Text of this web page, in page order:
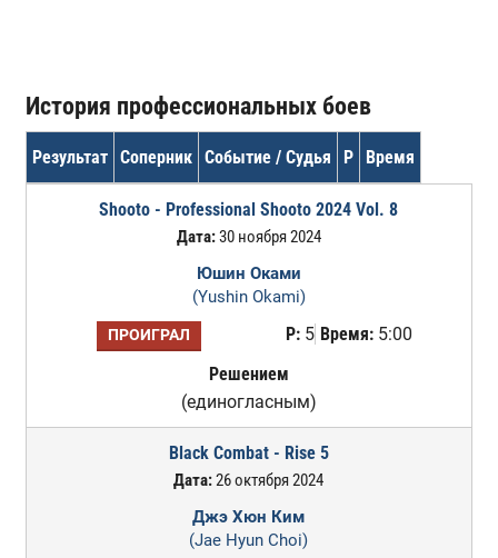
История профессиональных боев
Результат Соперник Событие / Судья Р Время
Shooto - Professional Shooto 2024 Vol. 8
Дата:30 ноября 2024
Юшин Оками
(Yushin Okami)
ПРОИГРАЛ Р:5 Время:5:00
Решением
(единогласным)
Black Combat - Rise 5
Дата:26 октября 2024
Джэ Хюн Ким
(Jae Hyun Choi)